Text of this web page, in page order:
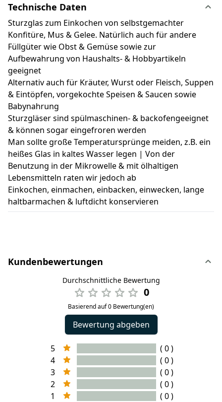
Technische Daten
Sturzglas zum Einkochen von selbstgemachter
Konfitüre, Mus & Gelee. Natürlich auch für andere
Füllgüter wie Obst & Gemüse sowie zur
Aufbewahrung von Haushalts- & Hobbyartikeln
geeignet
Alternativ auch für Kräuter, Wurst oder Fleisch, Suppen
& Eintöpfen, vorgekochte Speisen & Saucen sowie
Babynahrung
Sturzgläser sind spülmaschinen- & backofengeeignet
& können sogar eingefroren werden
Man sollte große Temperatursprünge meiden, z.B. ein
heißes Glas in kaltes Wasser legen | Von der
Benutzung in der Mikrowelle & mit ölhaltigen
Lebensmitteln raten wir jedoch ab
Einkochen, einmachen, einbacken, einwecken, lange
haltbarmachen & luftdicht konservieren
Kundenbewertungen
Durchschnittliche Bewertung
0
Basierend auf 0 Bewertung(en)
Bewertung abgeben
5
( 0 )
4
( 0 )
3
( 0 )
2
( 0 )
1
( 0 )